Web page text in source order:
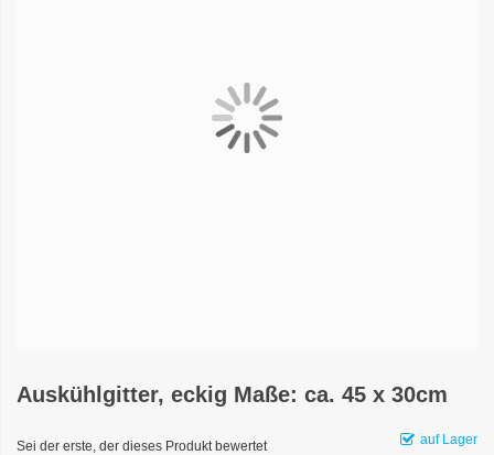
Auskühlgitter, eckig Maße: ca. 45 x 30cm
auf Lager
Sei der erste, der dieses Produkt bewertet